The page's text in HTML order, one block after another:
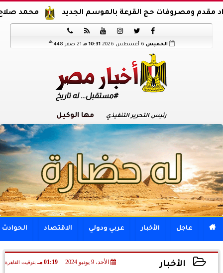
محمد صلاح يوقع عقود حج القرعة بالموسم الجديد






الخميس 10:31 مـ 21 صفر 1448 هـ
رئيس التحرير التنفيذي مها الوكيل
 عاجل الأخبار عربي ودولي الاقتصاد الحوادث
الأخبار الأحد، 9 يونيو 2024 01:19 مـ بتوقيت القاهرة